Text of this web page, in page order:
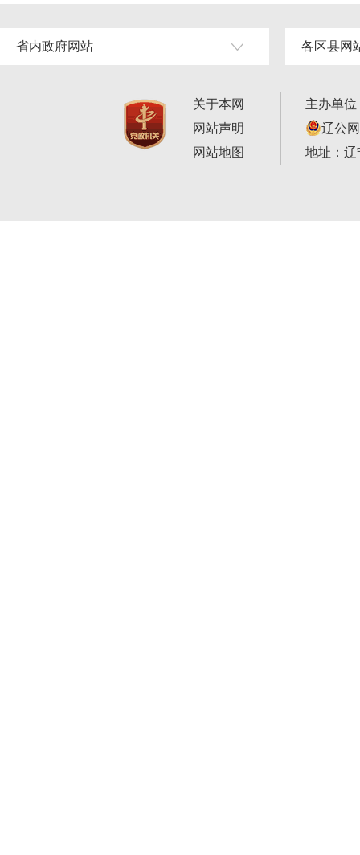
省内政府网站 各区县网
关于本网
网站声明
网站地图
主办单
辽公
地址：辽